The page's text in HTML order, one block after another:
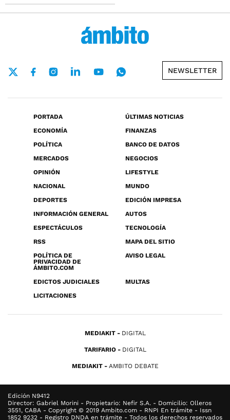
NEWSLETTER
PORTADA
ÚLTIMAS NOTICIAS
ECONOMÍA
FINANZAS
POLÍTICA
BANCO DE DATOS
MERCADOS
NEGOCIOS
OPINIÓN
LIFESTYLE
NACIONAL
MUNDO
DEPORTES
EDICIÓN IMPRESA
INFORMACIÓN GENERAL
AUTOS
ESPECTÁCULOS
TECNOLOGÍA
RSS
MAPA DEL SITIO
POLÍTICA DE
PRIVACIDAD DE
ÁMBITO.COM
AVISO LEGAL
EDICTOS JUDICIALES
MULTAS
LICITACIONES
MEDIAKIT DIGITAL
TARIFARIO DIGITAL
MEDIAKIT AMBITO DEBATE
Edición N9412
Director: Gabriel Morini - Propietario: Nefir S.A. - Domicilio: Olleros
3551, CABA - Copyright © 2019 Ambito.com - RNPI En trámite - Issn
1852 9232 - Registro DNDA en trámite - Todos los derechos reservados